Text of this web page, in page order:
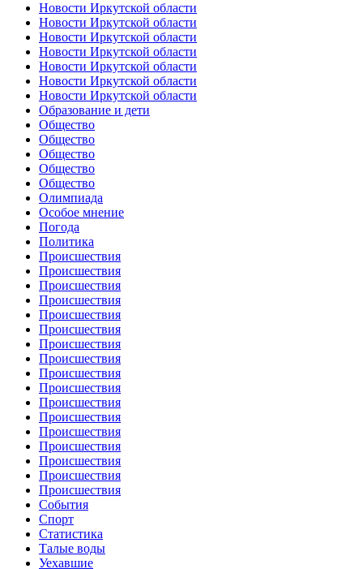
Новости Иркутской области
Новости Иркутской области
Новости Иркутской области
Новости Иркутской области
Новости Иркутской области
Новости Иркутской области
Новости Иркутской области
Образование и дети
Общество
Общество
Общество
Общество
Общество
Олимпиада
Особое мнение
Погода
Политика
Происшествия
Происшествия
Происшествия
Происшествия
Происшествия
Происшествия
Происшествия
Происшествия
Происшествия
Происшествия
Происшествия
Происшествия
Происшествия
Происшествия
Происшествия
Происшествия
Происшествия
События
Спорт
Статистика
Талые воды
Уехавшие